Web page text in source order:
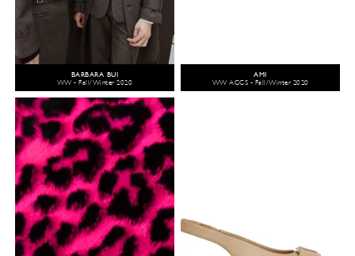
BARBARA BUI
WW - Fall/Winter 2020
AMI
WW ACCS - Fall/Winter 2020